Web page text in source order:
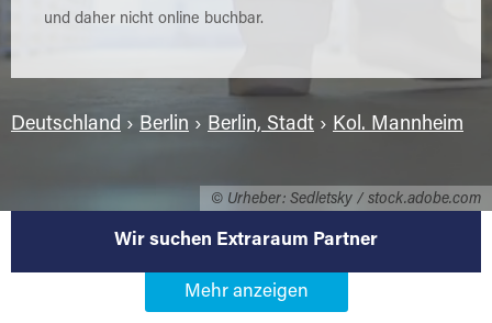
© Urheber: Sedletsky / stock.adobe.com
und daher nicht online buchbar.
Deutschland › Berlin › Berlin, Stadt › Kol. Mannheim
Wir suchen Extraraum Partner
Werden Sie Extraraum Partner in